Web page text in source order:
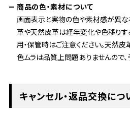
商品の色・素材について
画面表示と実物の色や素材感が異な
革や天然皮革は経年変化や色移りす
用・保管時はご注意ください。天然
色ムラは品質上問題ありませんので、
キャンセル・返品交換につ